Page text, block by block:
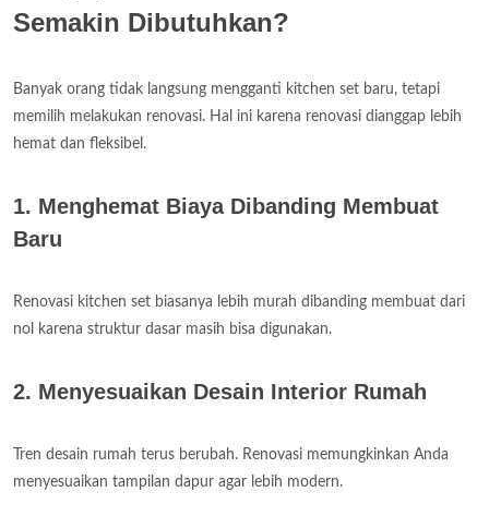
Semakin Dibutuhkan?
Banyak orang tidak langsung mengganti kitchen set baru, tetapi
memilih melakukan renovasi. Hal ini karena renovasi dianggap lebih
hemat dan fleksibel.
1. Menghemat Biaya Dibanding Membuat
Baru
Renovasi kitchen set biasanya lebih murah dibanding membuat dari
nol karena struktur dasar masih bisa digunakan.
2. Menyesuaikan Desain Interior Rumah
Tren desain rumah terus berubah. Renovasi memungkinkan Anda
menyesuaikan tampilan dapur agar lebih modern.